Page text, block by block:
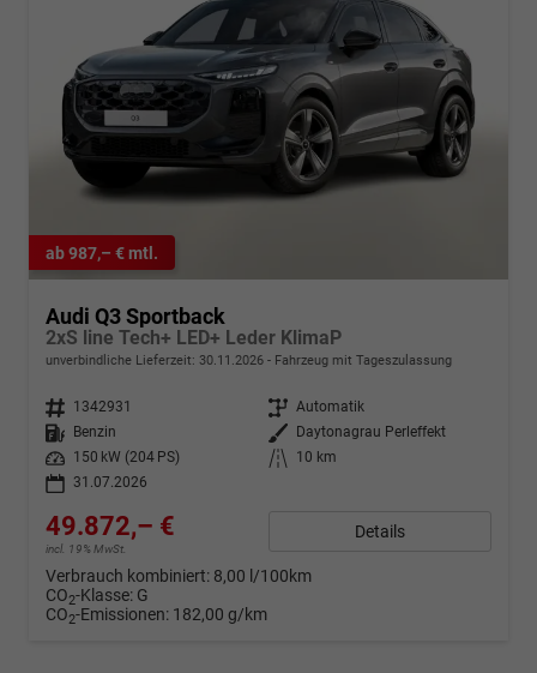
ab 987,– € mtl.
Audi Q3 Sportback
2xS line Tech+ LED+ Leder KlimaP
unverbindliche Lieferzeit: 30.11.2026 Fahrzeug mit Tageszulassung
Fahrzeugnr. 1342931 Getriebe Automatik
Kraftstoff
Benzin Außenfarbe
Daytonagrau Perleffekt
Leistung
150 kW (204 PS) Kilometerstand
10 km
31.07.2026
49.872,– €
incl. 19% MwSt.
Details
Verbrauch kombiniert: 8,00 l/100km
CO2-Klasse: G
CO2-Emissionen: 182,00 g/km